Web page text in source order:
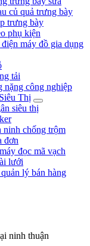
củ quả trưng bày
trưng bày
phụ kiện
máy đồ gia dụng
tải
nặng công nghiệp
Thị
siêu thị
ninh chống trộm
đơn
đọc mã vạch
lưới
lý bán hàng
ninh thuận